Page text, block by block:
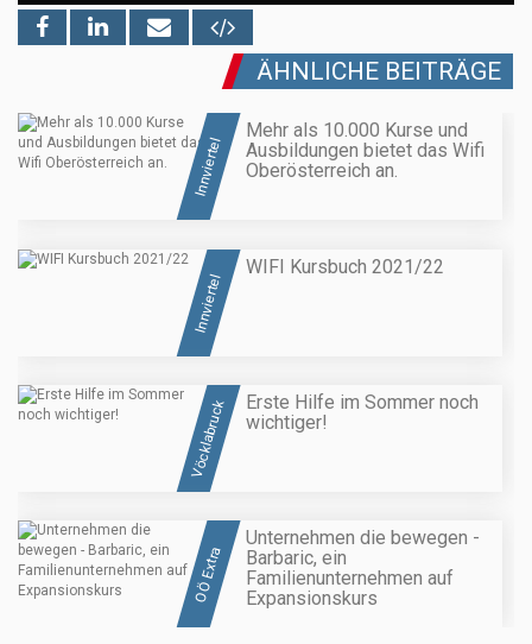
ÄHNLICHE BEITRÄGE
Innviertel
Mehr als 10.000 Kurse und
Ausbildungen bietet das Wifi
Oberösterreich an.
Innviertel
WIFI Kursbuch 2021/22
Vöcklabruck
Erste Hilfe im Sommer noch
wichtiger!
OÖ Extra
Unternehmen die bewegen -
Barbaric, ein
Familienunternehmen auf
Expansionskurs